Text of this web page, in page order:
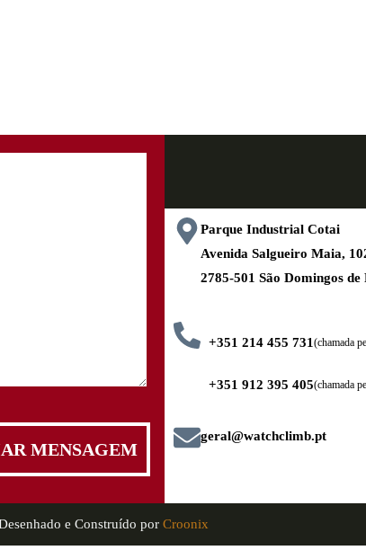
Parque Industrial Cotai
Avenida Salgueiro Maia,
2785-501 São Domingos de
+351 214 455 731 (chamada
+351 912 395 405(chamada
geral@watchclimb.pt
e Construído por Croonix